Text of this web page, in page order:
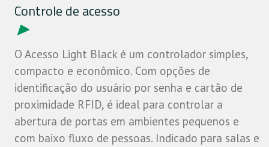
Controle de acesso
O Acesso Light Black é um controlador simples,
compacto e econômico. Com opções de
identificação do usuário por senha e cartão de
proximidade RFID, é ideal para controlar a
abertura de portas em ambientes pequenos e
com baixo fluxo de pessoas. Indicado para salas e